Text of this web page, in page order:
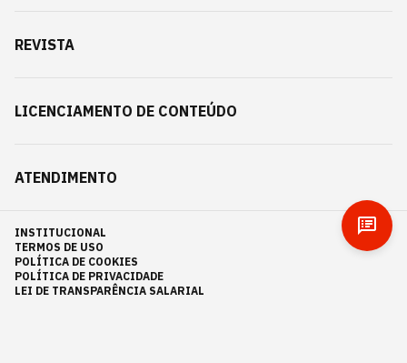
REVISTA
LICENCIAMENTO DE CONTEÚDO
ATENDIMENTO
INSTITUCIONAL
TERMOS DE USO
POLÍTICA DE COOKIES
POLÍTICA DE PRIVACIDADE
LEI DE TRANSPARÊNCIA SALARIAL